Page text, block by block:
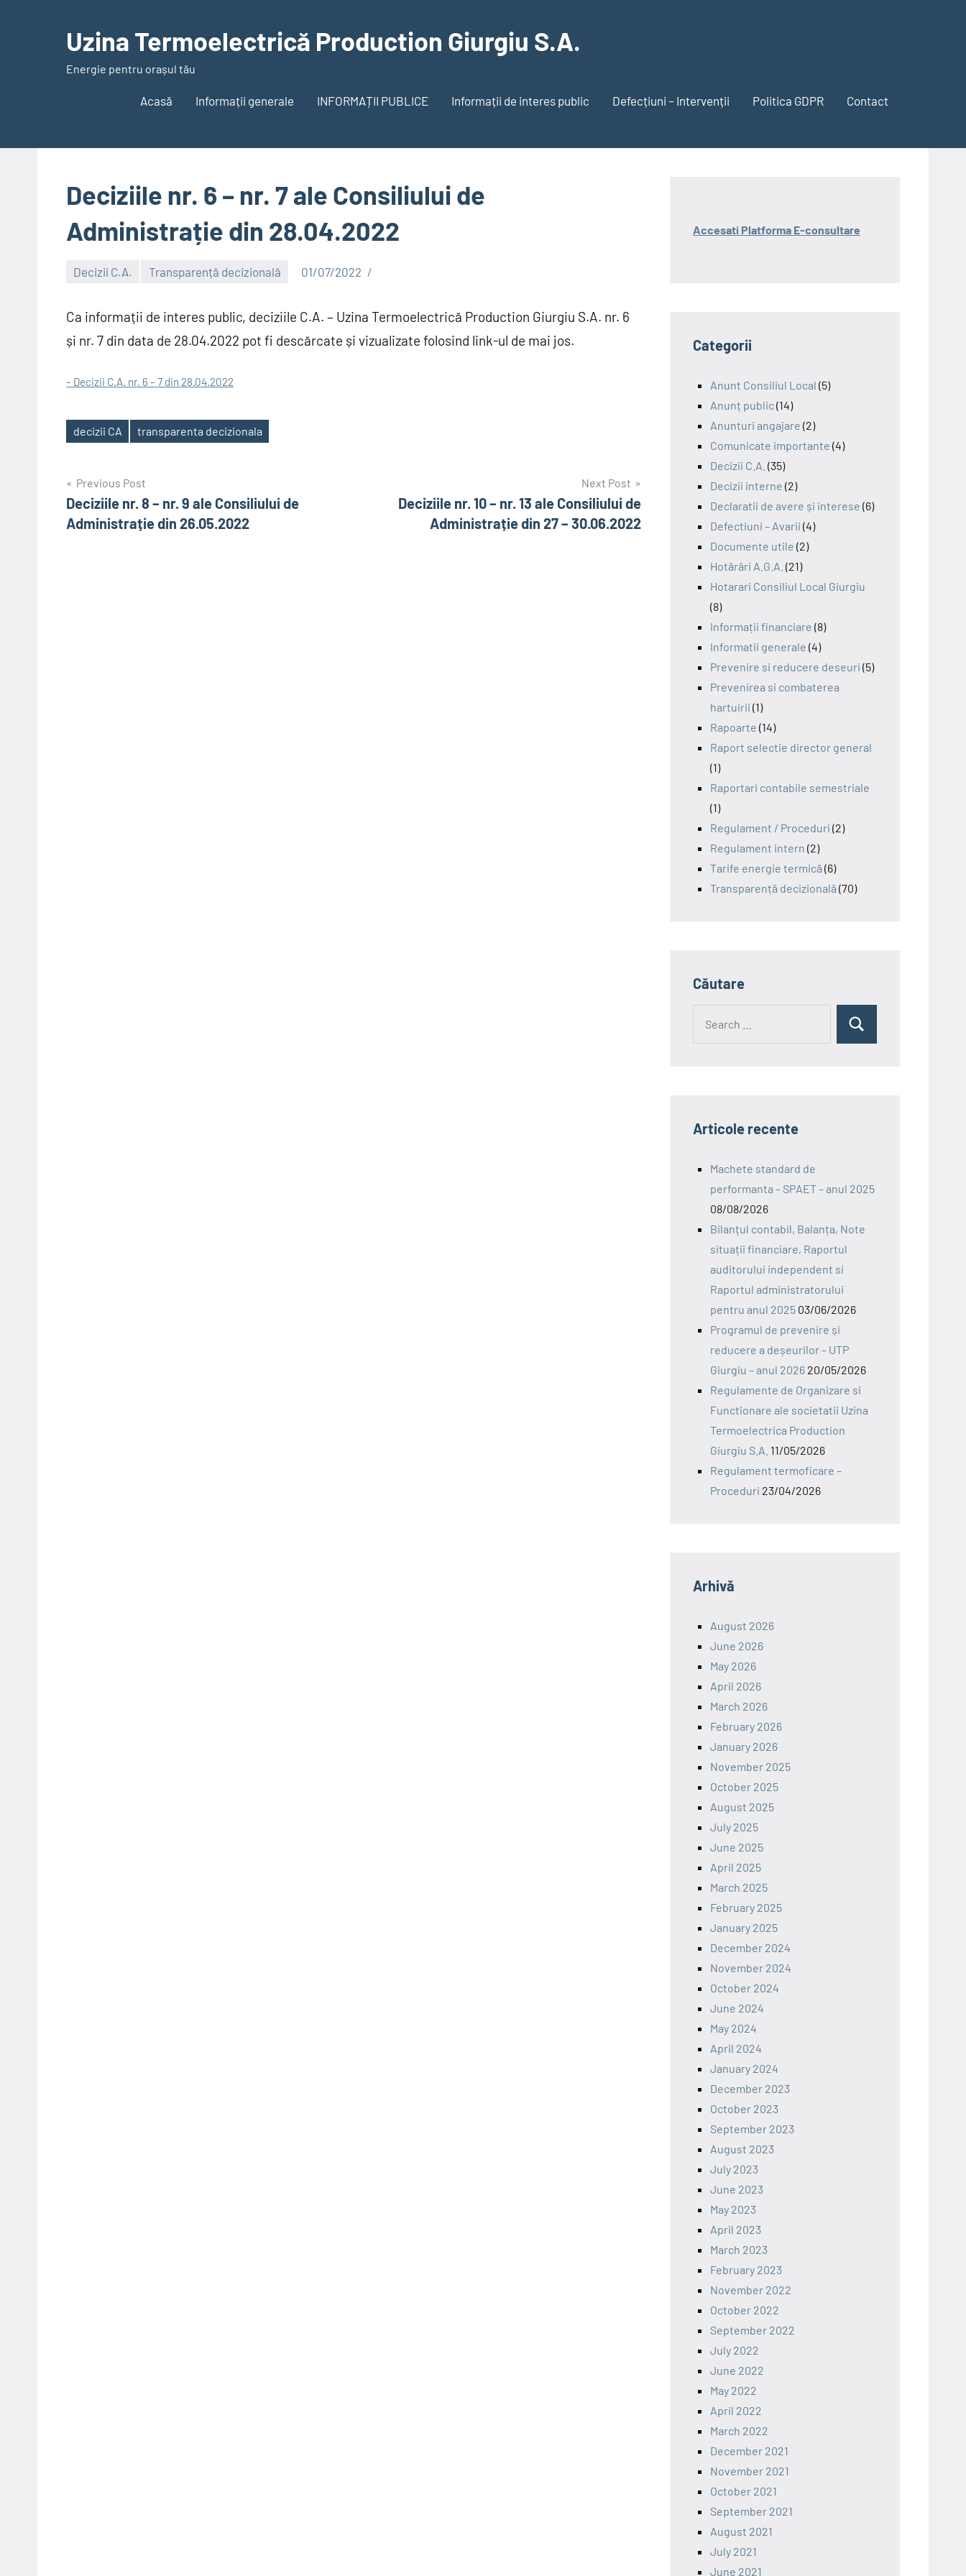
Uzina Termoelectrică Production Giurgiu S.A.
Energie pentru orașul tău
Acasă Informații generale INFORMAȚII PUBLICE Informații de interes public Defecțiuni – Intervenții Politica GDPR Contact
Deciziile nr. 6 – nr. 7 ale Consiliului de
Administrație din 28.04.2022
Decizii C.A. Transparență decizională 01/07/2022
Ca informații de interes public, deciziile C.A. – Uzina Termoelectrică Production Giurgiu S.A. nr. 6
și nr. 7 din data de 28.04.2022 pot fi descărcate și vizualizate folosind link-ul de mai jos.
– Decizii C.A. nr. 6 – 7 din 28.04.2022
Tags
decizii CA transparenta decizionala
Post
navigation
Previous Post
Deciziile nr. 8 – nr. 9 ale Consiliului de
Administrație din 26.05.2022
Next Post
Deciziile nr. 10 – nr. 13 ale Consiliului de
Administrație din 27 – 30.06.2022
Accesati Platforma E-consultare
Categorii
Anunt Consiliul Local (5)
Anunț public(14)
Anunturi angajare (2)
Comunicate importante (4)
Decizii C.A. (35)
Decizii interne (2)
Declaratii de avere și interese (6)
Defectiuni – Avarii (4)
Documente utile (2)
Hotărâri A.G.A. (21)
Hotarari Consiliul Local Giurgiu
(8)
Informații financiare (8)
Informatii generale (4)
Prevenire si reducere deseuri (5)
Prevenirea si combaterea
hartuirii (1)
Rapoarte (14)
Raport selectie director general
(1)
Raportari contabile semestriale
(1)
Regulament / Proceduri (2)
Regulament intern (2)
Tarife energie termică (6)
Transparență decizională (70)
Căutare
Search
Articole recente
Machete standard de
performanta – SPAET – anul 2025
08/08/2026
Bilanțul contabil, Balanța, Note
situații financiare, Raportul
auditorului independent si
Raportul administratorului
pentru anul 2025 03/06/2026
Programul de prevenire și
reducere a deșeurilor – UTP
Giurgiu – anul 2026 20/05/2026
Regulamente de Organizare si
Functionare ale societatii Uzina
Termoelectrica Production
Giurgiu S.A. 11/05/2026
Regulament termoficare –
Proceduri 23/04/2026
Arhivă
August 2026
June 2026
May 2026
April 2026
March 2026
February 2026
January 2026
November 2025
October 2025
August 2025
July 2025
June 2025
April 2025
March 2025
February 2025
January 2025
December 2024
November 2024
October 2024
June 2024
May 2024
April 2024
January 2024
December 2023
October 2023
September 2023
August 2023
July 2023
June 2023
May 2023
April 2023
March 2023
February 2023
November 2022
October 2022
September 2022
July 2022
June 2022
May 2022
April 2022
March 2022
December 2021
November 2021
October 2021
September 2021
August 2021
July 2021
June 2021